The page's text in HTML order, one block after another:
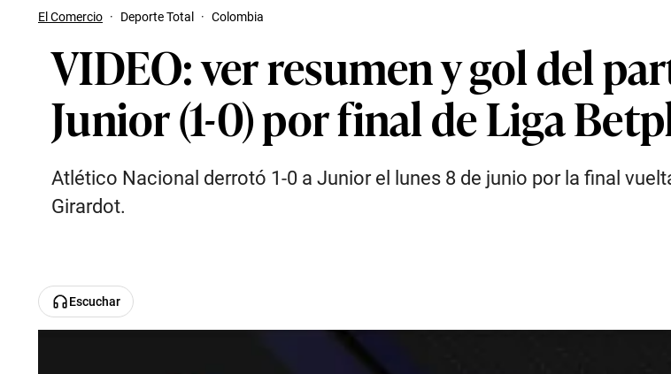
El Comercio · Deporte Total · Colombia
VIDEO: ver resumen y gol del
Junior (1-0) por final de Liga
Atlético Nacional derrotó 1-0 a Junior el lunes 8 de junio por la final
Girardot.
Escuchar